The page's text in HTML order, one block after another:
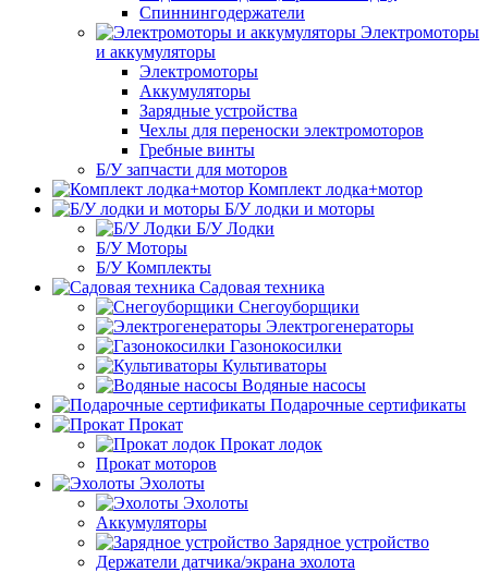
Спиннингодержатели
Электромоторы
и аккумуляторы
Электромоторы
Аккумуляторы
Зарядные устройства
Чехлы для переноски электромоторов
Гребные винты
Б/У запчасти для моторов
Комплект лодка+мотор
Б/У лодки и моторы
Б/У Лодки
Б/У Моторы
Б/У Комплекты
Садовая техника
Снегоуборщики
Электрогенераторы
Газонокосилки
Культиваторы
Водяные насосы
Подарочные сертификаты
Прокат
Прокат лодок
Прокат моторов
Эхолоты
Эхолоты
Аккумуляторы
Зарядное устройство
Держатели датчика/экрана эхолота